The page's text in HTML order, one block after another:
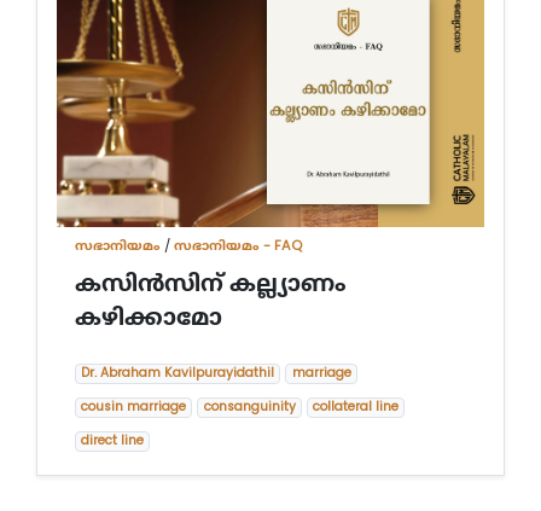
സഭാനിയമം /സഭാനിയമം - FAQ
കസിന്‍സിന് കല്ല്യാണം
കഴിക്കാമോ
Dr. Abraham Kavilpurayidathil
marriage
cousin marriage
consanguinity
collateral line
direct line